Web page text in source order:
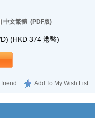
中文繁體 (PDF版)
(HKD 374 港幣)
friend Add To My Wish List